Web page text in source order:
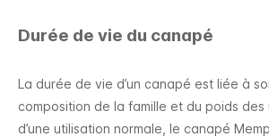
Durée de vie du canapé
La durée de vie d’un canapé est liée à
composition de la famille et du poids
d’une utilisation normale, le canapé